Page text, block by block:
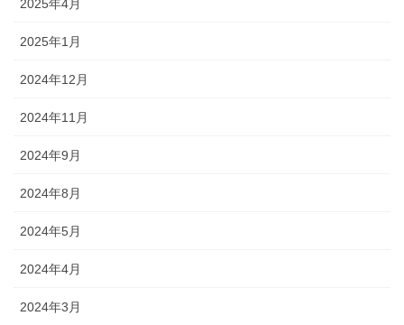
2025年4月
2025年1月
2024年12月
2024年11月
2024年9月
2024年8月
2024年5月
2024年4月
2024年3月